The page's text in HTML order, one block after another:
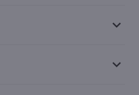
keyboard_arrow_down
keyboard_arrow_down